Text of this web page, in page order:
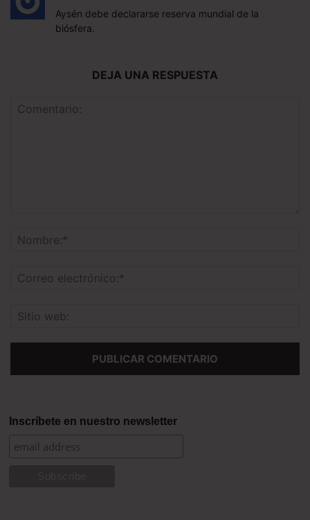
Aysén debe declararse reserva mundial de la
biósfera.
DEJA UNA RESPUESTA
Inscríbete en nuestro newsletter